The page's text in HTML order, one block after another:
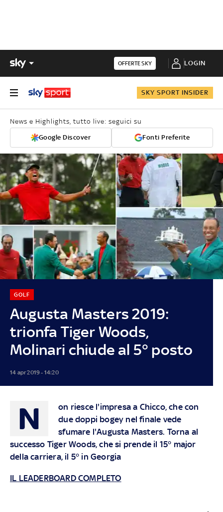
OFFERTE SKY LOGIN
SKY SPORT INSIDER
News e Highlights, tutto live: seguici su
Google Discover Fonti Preferite
Augusta Masters 2019:
trionfa Tiger Woods,
Molinari chiude al 5° posto
GOLF
14 apr 2019 - 14:20
N
on riesce l'impresa a Chicco, che con
due doppi bogey nel finale vede
sfumare l'Augusta Masters. Torna al
successo Tiger Woods, che si prende il 15° major
della carriera, il 5° in Georgia
IL LEADERBOARD COMPLETO